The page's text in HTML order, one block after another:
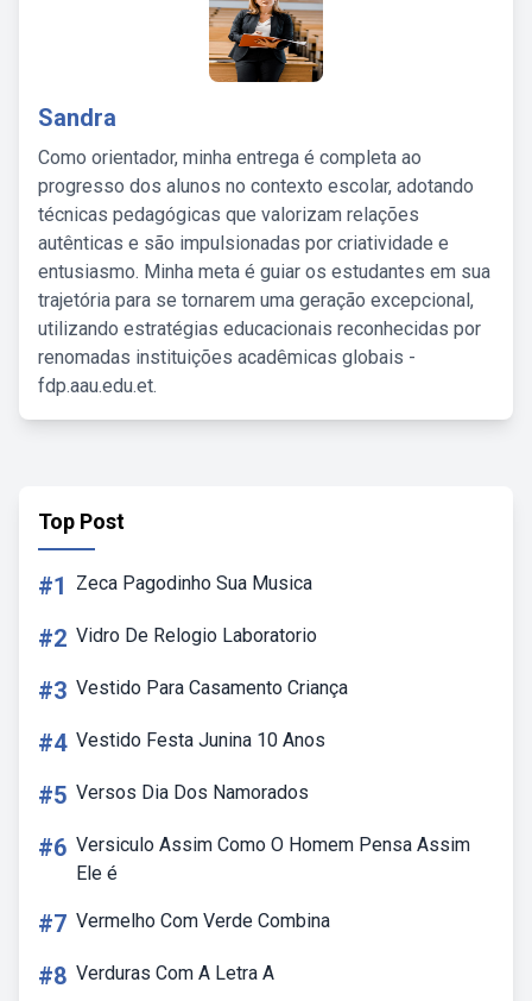
Sandra
Como orientador, minha entrega é completa ao
progresso dos alunos no contexto escolar, adotando
técnicas pedagógicas que valorizam relações
autênticas e são impulsionadas por criatividade e
entusiasmo. Minha meta é guiar os estudantes em sua
trajetória para se tornarem uma geração excepcional,
utilizando estratégias educacionais reconhecidas por
renomadas instituições acadêmicas globais -
fdp.aau.edu.et.
Top Post
#1 Zeca Pagodinho Sua Musica
#2 Vidro De Relogio Laboratorio
#3 Vestido Para Casamento Criança
#4 Vestido Festa Junina 10 Anos
#5 Versos Dia Dos Namorados
#6 Versiculo Assim Como O Homem Pensa Assim
Ele é
#7 Vermelho Com Verde Combina
#8 Verduras Com A Letra A